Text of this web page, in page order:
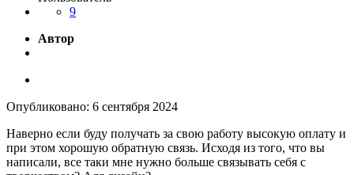
9
Автор
Опубликовано: 6 сентября 2024
Наверно если буду получать за свою работу высокую оплату и
при этом хорошую обратную связь. Исходя из того, что вы
написали, все таки мне нужно больше связывать себя с